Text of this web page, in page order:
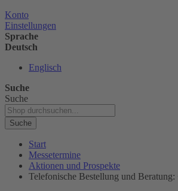
Konto
Einstellungen
Sprache
Deutsch
Englisch
Suche
Suche
Suche
Start
Messetermine
Aktionen und Prospekte
Telefonische Bestellung und